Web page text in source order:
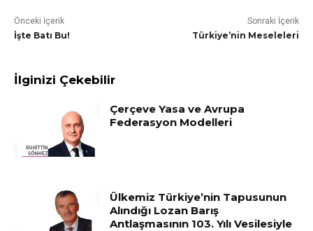
Önceki İçerik
İşte Batı Bu!
Sonraki İçerik
Türkiye’nin Meseleleri
İlginizi Çekebilir
Çerçeve Yasa ve Avrupa
Federasyon Modelleri
Ülkemiz Türkiye’nin Tapusunun
Alındığı Lozan Barış
Antlaşmasının 103. Yılı Vesilesiyle